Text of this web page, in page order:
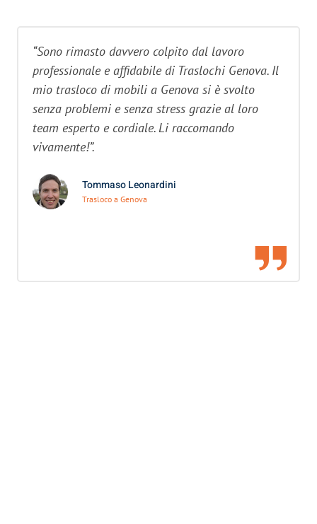
“Sono rimasto davvero colpito dal lavoro
professionale e affidabile di Traslochi Genova. Il
mio trasloco di mobili a Genova si è svolto
senza problemi e senza stress grazie al loro
team esperto e cordiale. Li raccomando
vivamente!”.
Tommaso Leonardini
Trasloco a Genova